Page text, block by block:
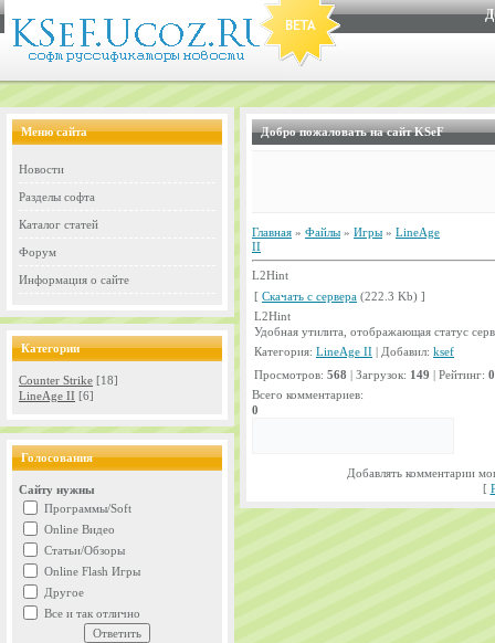
Меню сайта
Новости
Разделы софта
Каталог статей
Форум
Информация о сайте
Категории
Counter Strike [18]
LineAge II [6]
Голосования
Сайту нужны
Программы/Soft
Online Видео
Статьи/Обзоры
Online Flash Игры
Другое
Все и так отлично
Добро пожаловать на сайт KSeF
Главная » Файлы » Игры » LineAge
II
L2Hint
[ Скачать с сервера (222.3 Kb) ]
L2Hint
Удобная утилита, отображающая статус
Категория: LineAge II | Добавил: ksef
Просмотров: 568 | Загрузок: 149 | Рейтинг:
Всего комментариев:
0
Добавлять комментарии
[